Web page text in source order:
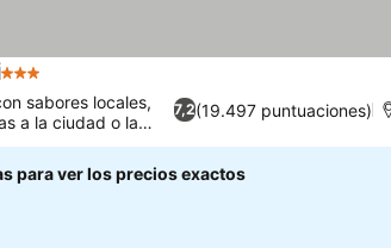
3 Estrellas
7,2(19.497 puntuaciones)
sabores locales,
a la ciudad o la
para ver los precios exactos